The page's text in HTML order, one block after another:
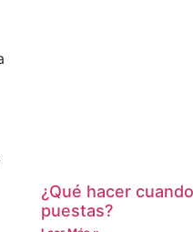
¿Qué hacer
puestas?